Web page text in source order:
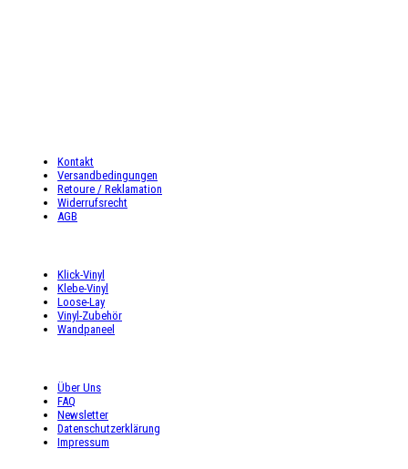
Kontakt
Versandbedingungen
Retoure / Reklamation
Widerrufsrecht
AGB
Klick-Vinyl
Klebe-Vinyl
Loose-Lay
Vinyl-Zubehör
Wandpaneel
Über Uns
FAQ
Newsletter
Datenschutzerklärung
Impressum